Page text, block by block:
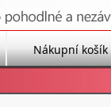
Nákupní košík